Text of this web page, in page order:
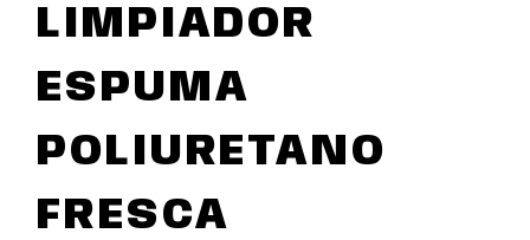
LIMPIADOR
ESPUMA
POLIURETANO
FRESCA